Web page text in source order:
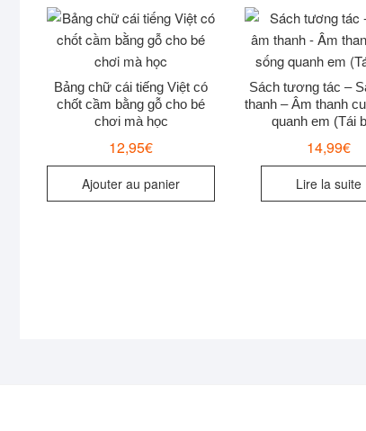
Bảng chữ cái tiếng Việt có
chốt cầm bằng gỗ cho bé
chơi mà học
12,95€
Ajouter au panier
Sách tương tác –
thanh – Âm thanh
quanh em (Tái
14,99€
Lire la suite